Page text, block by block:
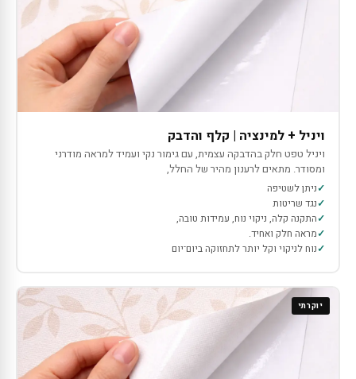
ויניל + למינציה | קלף והדבק
ויניל טפט חלק בהדבקה עצמית, עם גימור נקי ועמיד למראה מודרני
ומסודר. מתאים לרענון מהיר של החלל,
ניתן לשטיפה
נגד שריטות
התקנה קלה, ניקוי נוח, עמידות טובה,
מראה חלק ואחיד.
נוח לניקוי וקל יותר לתחזוקה ביום־יום
יוקרתי